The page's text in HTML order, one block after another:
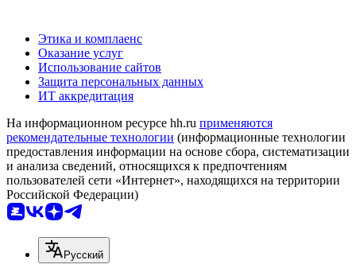
Этика и комплаенс
Оказание услуг
Использование сайтов
Защита персональных данных
ИТ аккредитация
На информационном ресурсе hh.ru применяются
рекомендательные технологии (информационные технологии
предоставления информации на основе сбора, систематизации
и анализа сведений, относящихся к предпочтениям
пользователей сети «Интернет», находящихся на территории
Российской Федерации)
Русский